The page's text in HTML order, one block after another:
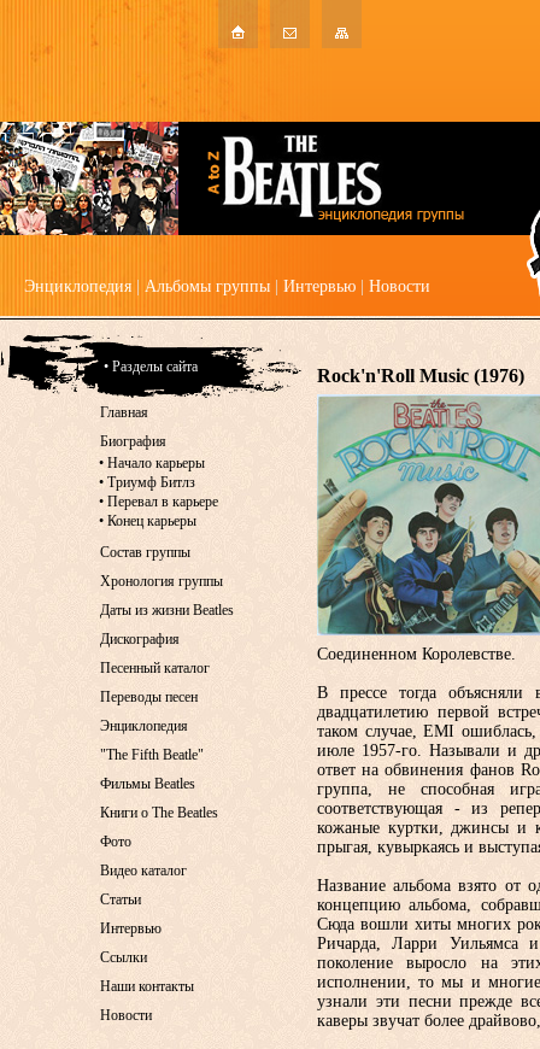
Энциклопедия Альбомы группы Интервью Новости
Rock'n'Roll Music (1976)
Соединенном Королевстве.
В прессе тогда объясняли
двадцатилетию первой
таком случае, EMI
июле 1957-го. Называли и
ответ на обвинения фанов
группа, не способная
соответствующая - из
кожаные куртки, джинсы и
прыгая, кувыркаясь и
Название альбома взято от
концепцию альбома,
Сюда вошли хиты многих
Ричарда, Ларри Уильямса
поколение выросло на
исполнении, то мы и многие
узнали эти песни прежде
каверы звучат более
• Разделы сайта
Главная
Биография
• Начало карьеры
• Триумф Битлз
• Перевал в карьере
• Конец карьеры
Состав группы
Хронология группы
Даты из жизни Beatles
Дискография
Песенный каталог
Переводы песен
Энциклопедия
"The Fifth Beatle"
Фильмы Beatles
Книги о The Beatles
Фото
Видео каталог
Статьи
Интервью
Ссылки
Наши контакты
Новости